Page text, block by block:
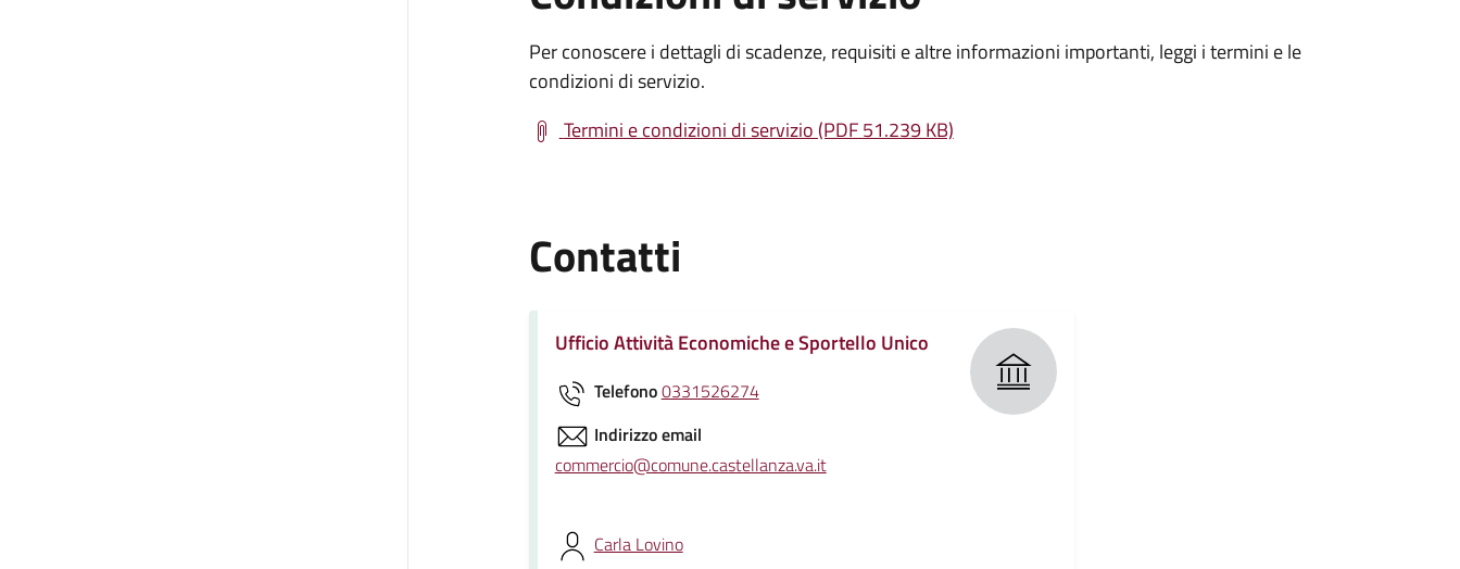
Per conoscere i dettagli di scadenze, requisiti e altre informazioni importanti, leggi i termini e le
condizioni di servizio.
Termini e condizioni di servizio (PDF 51.239 KB)
Contatti
Ufficio Attività Economiche e Sportello Unico
Telefono0331526274
Indirizzo email
commercio@comune.castellanza.va.it
Carla Lovino